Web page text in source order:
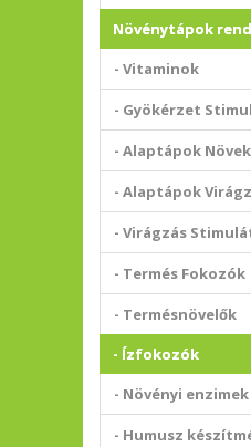
Növénytápok
- Vitaminok
- Gyökérzet
- Alaptápok
- Alaptápok
- Virágzás
- Termés Fokozók
- Termésnövelők
- Ízfokozók
- Növényi enzimek
- Humusz